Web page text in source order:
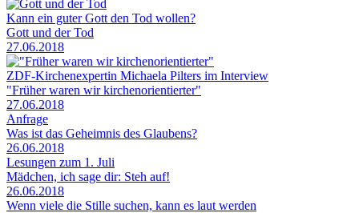
Kann ein guter Gott den Tod wollen?
Gott und der Tod
27.06.2018
ZDF-Kirchenexpertin Michaela Pilters im Interview
"Früher waren wir kirchenorientierter"
27.06.2018
Anfrage
Was ist das Geheimnis des Glaubens?
26.06.2018
Lesungen zum 1. Juli
Mädchen, ich sage dir: Steh auf!
26.06.2018
Wenn viele die Stille suchen, kann es laut werden